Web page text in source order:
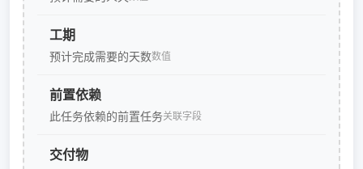
工期
预计完成需要的天数数值
前置依赖
此任务依赖的前置任务关联字段
交付物